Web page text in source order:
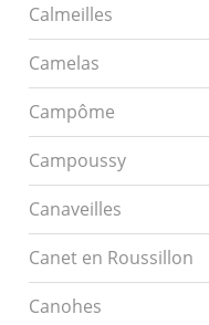
Calmeilles
Camelas
Campôme
Campoussy
Canaveilles
Canet en Roussillon
Canohes